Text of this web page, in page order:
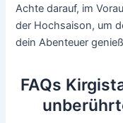
Achte darauf, im
der Hochsaison, um
dein Abenteuer
FAQs